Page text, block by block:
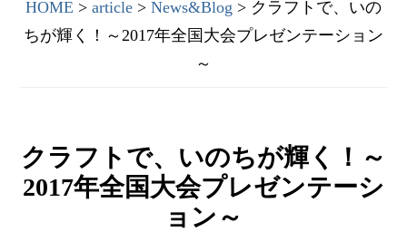
HOME > article > News&Blog > クラフトで、いの
ちが輝く！～2017年全国大会プレゼンテーション
～
クラフトで、いのちが輝く！～
2017年全国大会プレゼンテーシ
ョン～